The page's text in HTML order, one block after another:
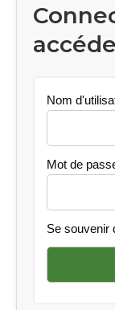
Nom
Mot de
Se souvenir